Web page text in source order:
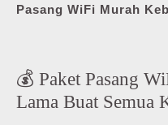
Pasang WiFi Murah
💰 Paket Pasang
Lama Buat Semua